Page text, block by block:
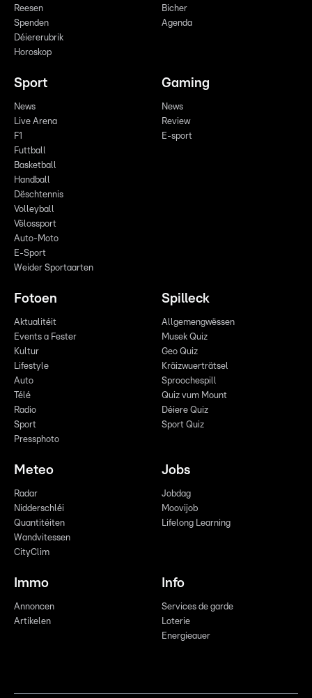
Reesen
Spenden
Déiererubrik
Horoskop
Bicher
Agenda
Sport
News
Live Arena
F1
Futtball
Basketball
Handball
Dëschtennis
Volleyball
Vëlossport
Auto-Moto
E-Sport
Weider Sportaarten
Gaming
News
Review
E-sport
Fotoen
Aktualitéit
Events a Fester
Kultur
Lifestyle
Auto
Télé
Radio
Sport
Pressphoto
Spilleck
Allgemengwëssen
Musek Quiz
Geo Quiz
Kräizwuerträtsel
Sproochespill
Quiz vum Mount
Déiere Quiz
Sport Quiz
Meteo
Radar
Nidderschléi
Quantitéiten
Wandvitessen
CityClim
Jobs
Jobdag
Moovijob
Lifelong Learning
Immo
Annoncen
Artikelen
Info
Services de garde
Loterie
Energieauer